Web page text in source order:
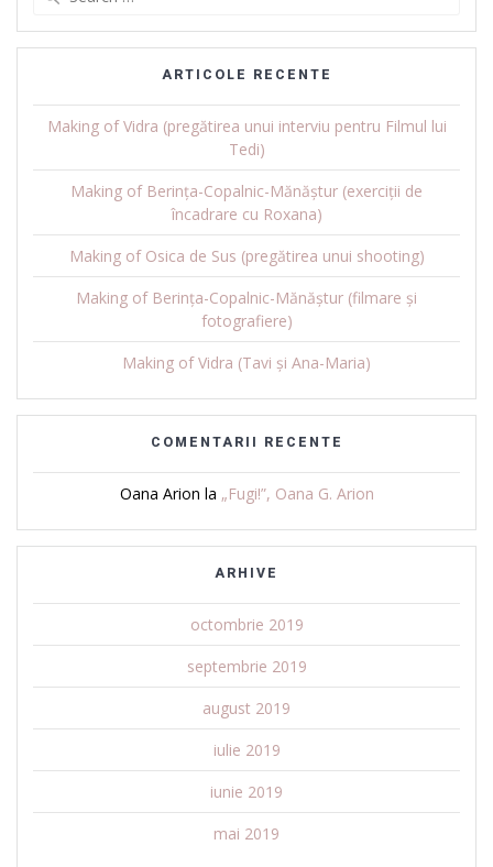
ARTICOLE RECENTE
Making of Vidra (pregătirea unui interviu pentru Filmul lui
Tedi)
Making of Berința-Copalnic-Mănăștur (exerciții de
încadrare cu Roxana)
Making of Osica de Sus (pregătirea unui shooting)
Making of Berința-Copalnic-Mănăștur (filmare și
fotografiere)
Making of Vidra (Tavi și Ana-Maria)
COMENTARII RECENTE
Oana Arion la „Fugi!”, Oana G. Arion
ARHIVE
octombrie 2019
septembrie 2019
august 2019
iulie 2019
iunie 2019
mai 2019